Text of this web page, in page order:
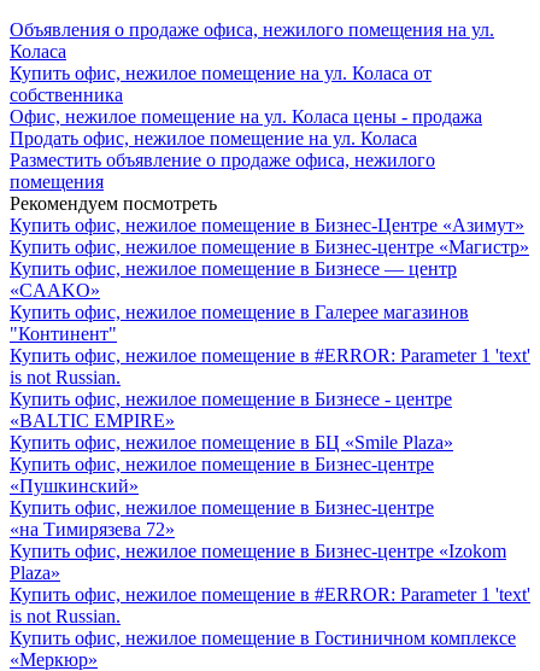
Объявления о продаже офиса, нежилого помещения на ул.
Коласа
Купить офис, нежилое помещение на ул. Коласа от
собственника
Офис, нежилое помещение на ул. Коласа цены - продажа
Продать офис, нежилое помещение на ул. Коласа
Разместить объявление о продаже офиса, нежилого
помещения
Рекомендуем посмотреть
Купить офис, нежилое помещение в Бизнес-Центре «Азимут»
Купить офис, нежилое помещение в Бизнес-центре «Магистр»
Купить офис, нежилое помещение в Бизнесе — центр
«CAAKO»
Купить офис, нежилое помещение в Галерее магазинов
"Континент"
Купить офис, нежилое помещение в #ERROR: Parameter 1 'text'
is not Russian.
Купить офис, нежилое помещение в Бизнесе - центре
«BALTIC EMPIRE»
Купить офис, нежилое помещение в БЦ «Smile Plaza»
Купить офис, нежилое помещение в Бизнес-центре
«Пушкинский»
Купить офис, нежилое помещение в Бизнес-центре
«на Тимирязева 72»
Купить офис, нежилое помещение в Бизнес-центре «Izokom
Plaza»
Купить офис, нежилое помещение в #ERROR: Parameter 1 'text'
is not Russian.
Купить офис, нежилое помещение в Гостиничном комплексе
«Меркюр»